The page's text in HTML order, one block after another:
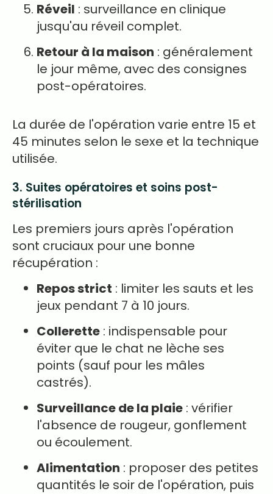
Réveil : surveillance en clinique
jusqu'au réveil complet.
Retour à la maison : généralement
le jour même, avec des consignes
post-opératoires.
La durée de l'opération varie entre 15 et
45 minutes selon le sexe et la technique
utilisée.
3. Suites opératoires et soins post-
stérilisation
Les premiers jours après l'opération
sont cruciaux pour une bonne
récupération :
Repos strict : limiter les sauts et les
jeux pendant 7 à 10 jours.
Collerette : indispensable pour
éviter que le chat ne lèche ses
points (sauf pour les mâles
castrés).
Surveillance de la plaie : vérifier
l'absence de rougeur, gonflement
ou écoulement.
Alimentation : proposer des petites
quantités le soir de l'opération, puis